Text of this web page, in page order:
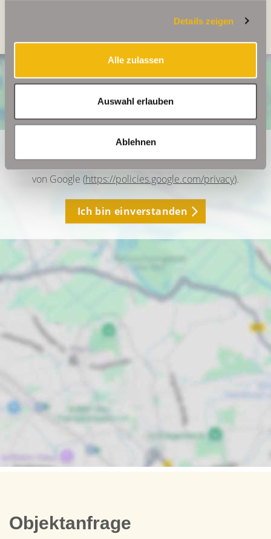
Details zeigen
Alle zulassen
Auswahl erlauben
Ablehnen
Ich bin damit einverstanden, dass mir Karten von Google
angezeigt werden. Es gelten die Datenschutzbedingungen
von Google (https://policies.google.com/privacy).
Ich bin einverstanden
Objektanfrage